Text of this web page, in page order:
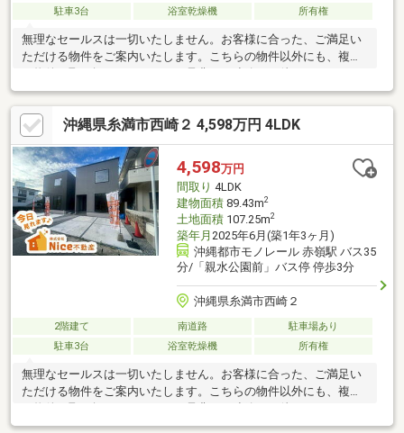
駐車3台
浴室乾燥機 所有権
無理なセールスは一切いたしません。お客様に合った、ご満足い
ただける物件をご案内いたします。こちらの物件以外にも、複数
す！
沖縄県糸満市西崎２ 4,598万円 4LDK
4,598万円
間取り 4LDK
建物面積89.43m2
土地面積107.25m2
築年月 2025年6月(築1年3ヶ月)
沖縄都市モノレール 赤嶺駅 バス35
分/「親水公園前」バス停 停歩3分
沖縄県糸満市西崎２
2階建て 南道路
駐車場あり
駐車3台
浴室乾燥機 所有権
無理なセールスは一切いたしません。お客様に合った、ご満足い
ただける物件をご案内いたします。こちらの物件以外にも、複数
の物件を取り扱っております。是非、ご連絡をお待ちしておりま
す！